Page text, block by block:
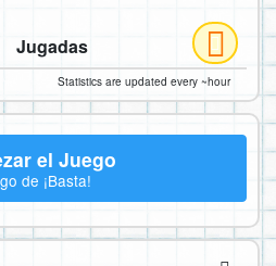
Jugadas
Statistics are updated every ~hour
el Juego
de ¡Basta!